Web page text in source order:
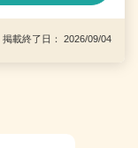
載終了日： 2026/09/04